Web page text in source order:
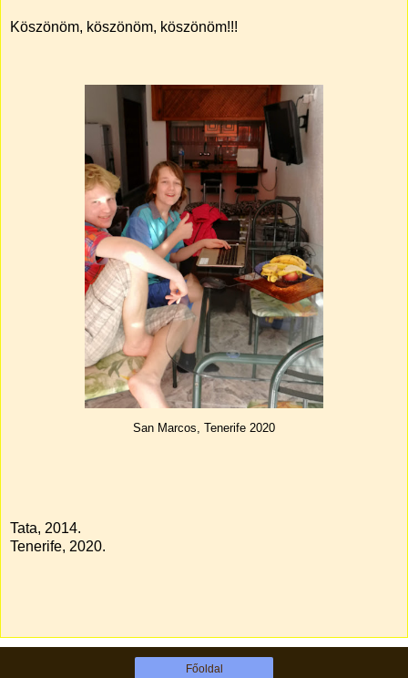
Köszönöm, köszönöm, köszönöm!!!
San Marcos, Tenerife 2020
Tata, 2014.
Tenerife, 2020.
Főoldal